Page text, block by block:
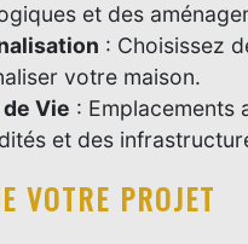
et des
: Choisissez
votre maison.
Vie : Emplacements
et des
VOTRE PROJET